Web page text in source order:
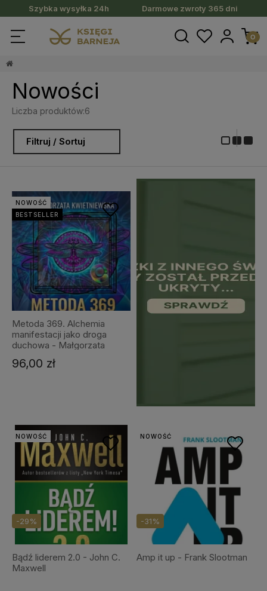
Szybka wysyłka 24h Darmowe zwroty 365 dni
Nowości
Liczba produktów:6
Filtruj / Sortuj
Metoda 369. Alchemia
manifestacji jako droga
duchowa - Małgorzata
96,00 zł
NOWOŚĆ
BESTSELLER
Bądź liderem 2.0 - John C.
Maxwell
-29%
NOWOŚĆ
Amp it up - Frank Slootman
-31%
NOWOŚĆ